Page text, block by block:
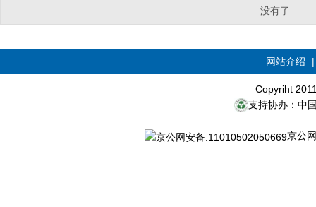
没有了
网站介绍
Copyriht
支持协办：中
京公